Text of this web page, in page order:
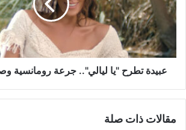
جرعة
رومانسية
وصورة
بصرية
دافئة
عبيدة تطرح "يا ليالي".. جرعة رومانسية
مقالات ذات صلة